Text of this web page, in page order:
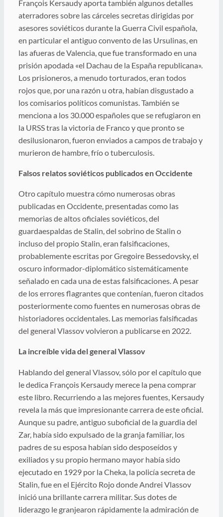
François Kersaudy aporta también algunos detalles
aterradores sobre las cárceles secretas dirigidas por
asesores soviéticos durante la Guerra Civil española,
en particular el antiguo convento de las Ursulinas, en
las afueras de Valencia, que fue transformado en una
prisión apodada «el Dachau de la España republicana».
Los prisioneros, a menudo torturados, eran todos
rojos que, por una razón u otra, habían disgustado a
los comisarios políticos comunistas. También se
menciona a los 30.000 españoles que se refugiaron en
la URSS tras la victoria de Franco y que pronto se
desilusionaron, fueron enviados a campos de trabajo y
murieron de hambre, frío o tuberculosis.
Falsos relatos soviéticos publicados en Occidente
Otro capítulo muestra cómo numerosas obras
publicadas en Occidente, presentadas como las
memorias de altos oficiales soviéticos, del
guardaespaldas de Stalin, del sobrino de Stalin o
incluso del propio Stalin, eran falsificaciones,
probablemente escritas por Gregoire Bessedovsky, el
oscuro informador-diplomático sistemáticamente
señalado en cada una de estas falsificaciones. A pesar
de los errores flagrantes que contenían, fueron citados
posteriormente como fuentes en numerosas obras de
historiadores occidentales. Las memorias falsificadas
del general Vlassov volvieron a publicarse en 2022.
La increíble vida del general Vlassov
Hablando del general Vlassov, sólo por el capítulo que
le dedica François Kersaudy merece la pena comprar
este libro. Recurriendo a las mejores fuentes, Kersaudy
revela la más que impresionante carrera de este oficial.
Aunque su padre, antiguo suboficial de la guardia del
Zar, había sido expulsado de la granja familiar, los
padres de su esposa habían sido desposeídos y
exiliados y su propio hermano mayor había sido
ejecutado en 1929 por la Cheka, la policía secreta de
Stalin, fue en el Ejército Rojo donde Andrei Vlassov
inició una brillante carrera militar. Sus dotes de
liderazgo le granjearon rápidamente la admiración de